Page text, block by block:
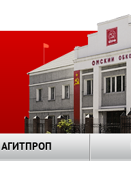
АГИТПРОП